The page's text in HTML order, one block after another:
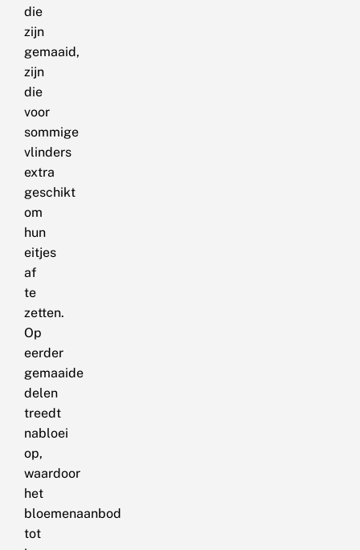
die
zijn
gemaaid,
zijn
die
voor
sommige
vlinders
extra
geschikt
om
hun
eitjes
af
te
zetten.
Op
eerder
gemaaide
delen
treedt
nabloei
op,
waardoor
het
bloemenaanbod
tot